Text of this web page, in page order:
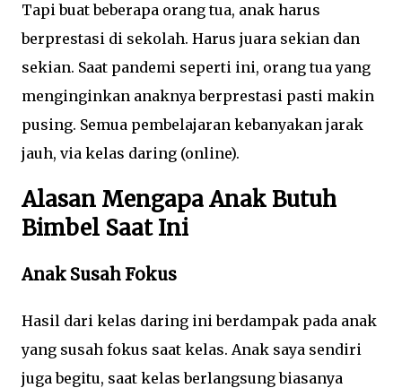
Tapi buat beberapa orang tua, anak harus
berprestasi di sekolah. Harus juara sekian dan
sekian. Saat pandemi seperti ini, orang tua yang
menginginkan anaknya berprestasi pasti makin
pusing. Semua pembelajaran kebanyakan jarak
jauh, via kelas daring (online).
Alasan Mengapa Anak Butuh
Bimbel Saat Ini
Anak Susah Fokus
Hasil dari kelas daring ini berdampak pada anak
yang susah fokus saat kelas. Anak saya sendiri
juga begitu, saat kelas berlangsung biasanya